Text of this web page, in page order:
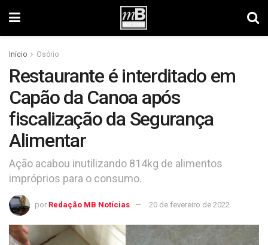
Início Osório
Restaurante é interditado em
Capão da Canoa após
fiscalização da Segurança
Alimentar
Ação acabou inutilizando 814kg de alimentos
impróprios para o consumo.
por Redação MB Notícias 20 de fevereiro de 2022